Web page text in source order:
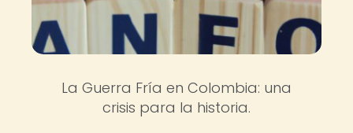
La Guerra Fría en Colombia: una
crisis para la historia.